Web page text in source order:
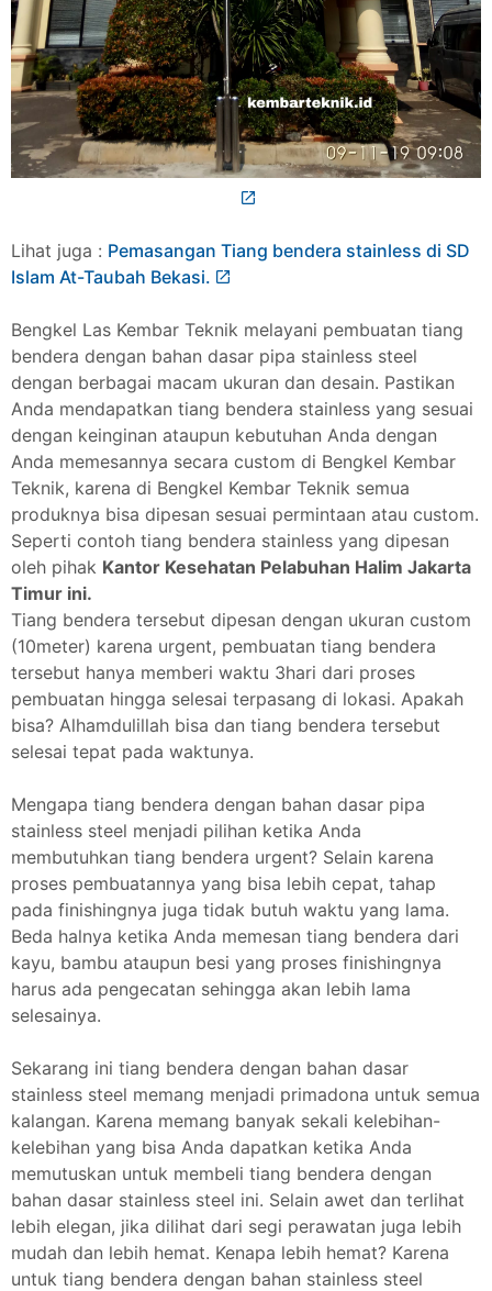
Lihat juga : Pemasangan Tiang bendera stainless di SD
Islam At-Taubah Bekasi.
Bengkel Las Kembar Teknik melayani pembuatan tiang
bendera dengan bahan dasar pipa stainless steel
dengan berbagai macam ukuran dan desain. Pastikan
Anda mendapatkan tiang bendera stainless yang sesuai
dengan keinginan ataupun kebutuhan Anda dengan
Anda memesannya secara custom di Bengkel Kembar
Teknik, karena di Bengkel Kembar Teknik semua
produknya bisa dipesan sesuai permintaan atau custom.
Seperti contoh tiang bendera stainless yang dipesan
oleh pihak Kantor Kesehatan Pelabuhan Halim Jakarta
Timur ini.
Tiang bendera tersebut dipesan dengan ukuran custom
(10meter) karena urgent, pembuatan tiang bendera
tersebut hanya memberi waktu 3hari dari proses
pembuatan hingga selesai terpasang di lokasi. Apakah
bisa? Alhamdulillah bisa dan tiang bendera tersebut
selesai tepat pada waktunya.
Mengapa tiang bendera dengan bahan dasar pipa
stainless steel menjadi pilihan ketika Anda
membutuhkan tiang bendera urgent? Selain karena
proses pembuatannya yang bisa lebih cepat, tahap
pada finishingnya juga tidak butuh waktu yang lama.
Beda halnya ketika Anda memesan tiang bendera dari
kayu, bambu ataupun besi yang proses finishingnya
harus ada pengecatan sehingga akan lebih lama
selesainya.
Sekarang ini tiang bendera dengan bahan dasar
stainless steel memang menjadi primadona untuk semua
kalangan. Karena memang banyak sekali kelebihan-
kelebihan yang bisa Anda dapatkan ketika Anda
memutuskan untuk membeli tiang bendera dengan
bahan dasar stainless steel ini. Selain awet dan terlihat
lebih elegan, jika dilihat dari segi perawatan juga lebih
mudah dan lebih hemat. Kenapa lebih hemat? Karena
untuk tiang bendera dengan bahan stainless steel